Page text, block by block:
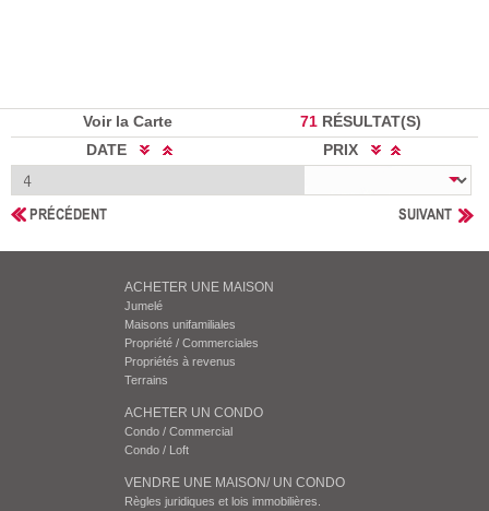
Voir la Carte 71 RÉSULTAT(S)
DATE
PRIX
SUIVANT
PRÉCÉDENT
ACHETER UNE MAISON
Jumelé
Maisons unifamiliales
Propriété / Commerciales
Propriétés à revenus
Terrains
ACHETER UN CONDO
Condo / Commercial
Condo / Loft
VENDRE UNE MAISON/ UN CONDO
Règles juridiques et lois immobilières.